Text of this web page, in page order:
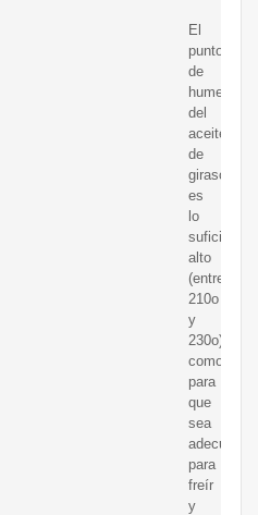
El
punto
de
humeo
del
aceite
de
girasol
es
lo
alto
(entre
210o
y
230o)
como
para
que
sea
adecuado
para
freír
y